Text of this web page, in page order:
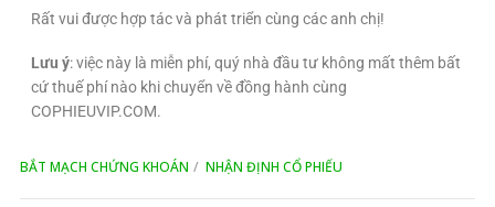
Rất vui được hợp tác và phát triển cùng các anh chị!
Lưu ý: việc này là miễn phí, quý nhà đầu tư không mất thêm bất
cứ thuế phí nào khi chuyển về đồng hành cùng
COPHIEUVIP.COM.
BẮT MẠCH CHỨNG KHOÁN NHẬN ĐỊNH CỔ PHIẾU